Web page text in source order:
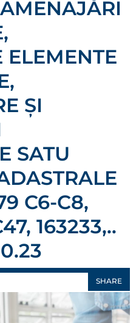
ȘI
SATU
C6-C8,
163233,..
SHARE